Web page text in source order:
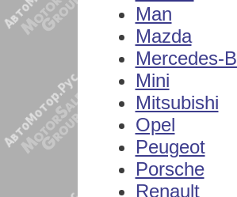
Man
Mazda
Mercedes-
Mini
Mitsubishi
Opel
Peugeot
Porsche
Renault